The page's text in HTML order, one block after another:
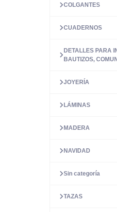
COLGANTES
CUADERNOS
DETALLES PARA
BAUTIZOS,
JOYERÍA
LÁMINAS
MADERA
NAVIDAD
Sin categoría
TAZAS